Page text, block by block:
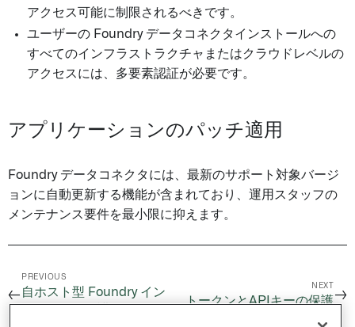
アクセス可能に制限されるべきです。
ユーザーの Foundry データコネクタインストールへの
すべてのインフラストラクチャまたはクラウドレベルの
アクセスには、多要素認証が必要です。
アプリケーションのパッチ適用
Foundry データコネクタには、最新のサポート対象バージ
ョンに自動更新する機能が含まれており、運用スタッフの
メンテナンス要件を最小限に抑えます。
←
PREVIOUS
自ホスト型 Foundry イン
NEXT
トークンとAPIキーの保護→